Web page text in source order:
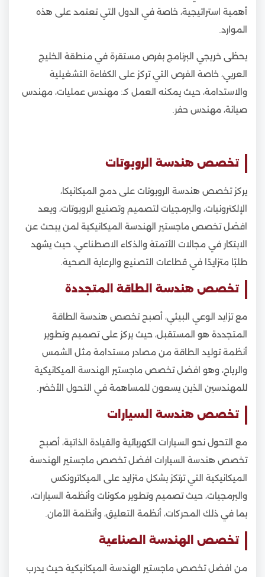
أهمية استراتيجية، خاصة في الدول التي تعتمد على هذه
الموارد.
يحظى خريجي البرنامج بفرص مستقرة في منطقة الخليج
العربي، خاصة الفرص التي تركز على الكفاءة التشغيلية
والاستدامة، حيث يمكنه العمل كـ: مهندس عمليات، مهندس
صيانة، مهندس حفر.
تخصص هندسة الروبوتات
يركز تخصص هندسة الروبوتات على دمج الميكانيكا،
الإلكترونيات، والبرمجيات لتصميم وتصنيع الروبوتات، ويعد
افضل تخصص ماجستير الهندسة الميكانيكية لمن يبحث عن
الابتكار في مجالات الأتمتة والذكاء الاصطناعي، حيث يشهد
طلبًا متزايدًا في قطاعات التصنيع والرعاية الصحية.
تخصص هندسة الطاقة المتجددة
مع تزايد الوعي البيئي، أصبح تخصص هندسة الطاقة
المتجددة هو المستقبل، حيث يركز على تصميم وتطوير
أنظمة توليد الطاقة من مصادر مستدامة مثل الشمس
والرياح، وهو افضل تخصص ماجستير الهندسة الميكانيكية
للمهندسين الذين يسعون للمساهمة في التحول الأخضر.
تخصص هندسة السيارات
مع التحول نحو السيارات الكهربائية والقيادة الذاتية، أصبح
تخصص هندسة السيارات افضل تخصص ماجستير الهندسة
الميكانيكية التي ترتكز بشكل متزايد على الميكاترونكس
والبرمجيات، حيث تصميم وتطوير مكونات وأنظمة السيارات،
بما في ذلك المحركات، أنظمة التعليق، وأنظمة الأمان.
تخصص الهندسة الصناعية
من افضل تخصص ماجستير الهندسة الميكانيكية حيث يدرب